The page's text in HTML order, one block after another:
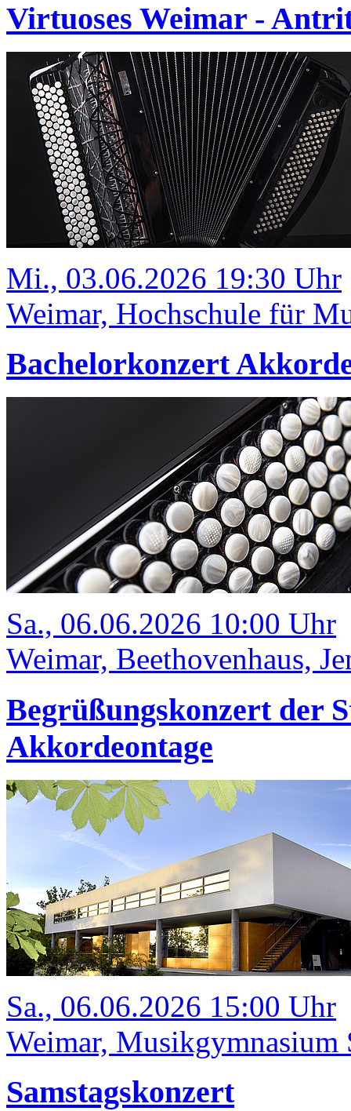
Virtuoses Weimar -
Mi., 03.06.2026 19:30 Uhr
Weimar, Hochschule für
Bachelorkonzert
Sa., 06.06.2026 10:00 Uhr
Weimar, Beethovenhaus,
Begrüßungskonzert der
Akkordeontage
Sa., 06.06.2026 15:00 Uhr
Weimar, Musikgymnasium
Samstagskonzert